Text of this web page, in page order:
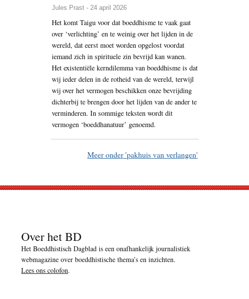
Jules Prast - 24 april 2026
Het komt Taigu voor dat boeddhisme te vaak gaat
over ‘verlichting’ en te weinig over het lijden in de
wereld, dat eerst moet worden opgelost voordat
iemand zich in spirituele zin bevrijd kan wanen.
Het existentiële kerndilemma van boeddhisme is dat
wij ieder delen in de rotheid van de wereld, terwijl
wij over het vermogen beschikken onze bevrijding
dichterbij te brengen door het lijden van de ander te
verminderen. In sommige teksten wordt dit
vermogen ‘boeddhanatuur’ genoemd.
Meer onder 'pakhuis van verlangen'
Over het BD
Het Boeddhistisch Dagblad is een onafhankelijk journalistiek
webmagazine over boeddhistische thema’s en inzichten.
Lees ons colofon.